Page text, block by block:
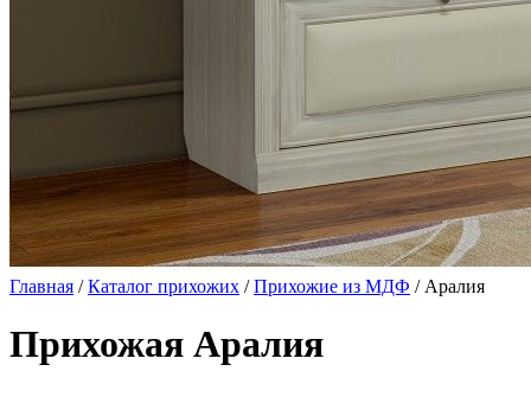
Главная /Каталог прихожих /Прихожие из МДФ / Аралия
Прихожая Аралия